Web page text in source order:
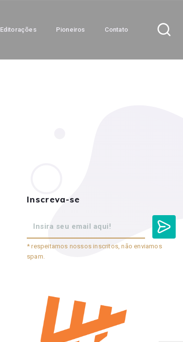
Editorações Pioneiros Contato
Inscreva-se
* respeitamos nossos inscritos, não enviamos
spam.